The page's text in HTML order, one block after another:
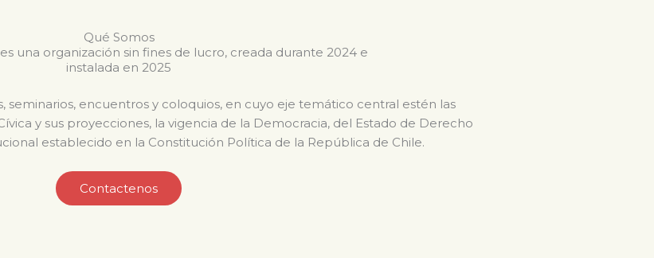
Qué Somos
una organización sin fines de lucro, creada durante 2024 e
instalada en 2025
seminarios, encuentros y coloquios, en cuyo eje temático central estén las
y sus proyecciones, la vigencia de la Democracia, del Estado de Derecho
establecido en la Constitución Política de la República de Chile.
Contactenos